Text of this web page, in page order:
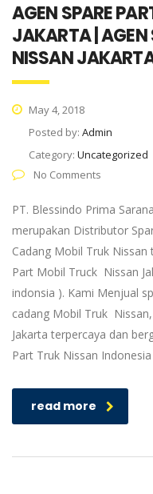
AGEN SPARE
JAKARTA |
NISSAN
May 4, 2018
Posted by: Admin
Category: Uncategorized
No Comments
PT. Blessindo Prima
merupakan Distributor
Cadang Mobil Truk Nissan
Part Mobil Truck Nissan
indonsia ). Kami Menjual
cadang Mobil Truk
Jakarta terpercaya dan
Part Truk Nissan
read more